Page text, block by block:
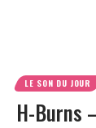
LE SON DU JOUR
H-Burns